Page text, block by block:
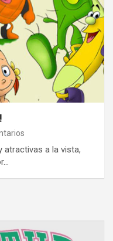
atractivas a la vista,